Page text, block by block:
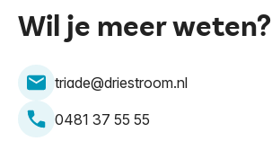
Wil je meer weten?
triade@driestroom.nl
0481 37 55 55